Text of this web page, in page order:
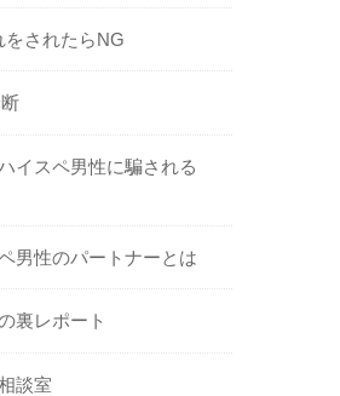
をされたらNG
イスペ男性に騙される
男性のパートナーとは
裏レポート
談室